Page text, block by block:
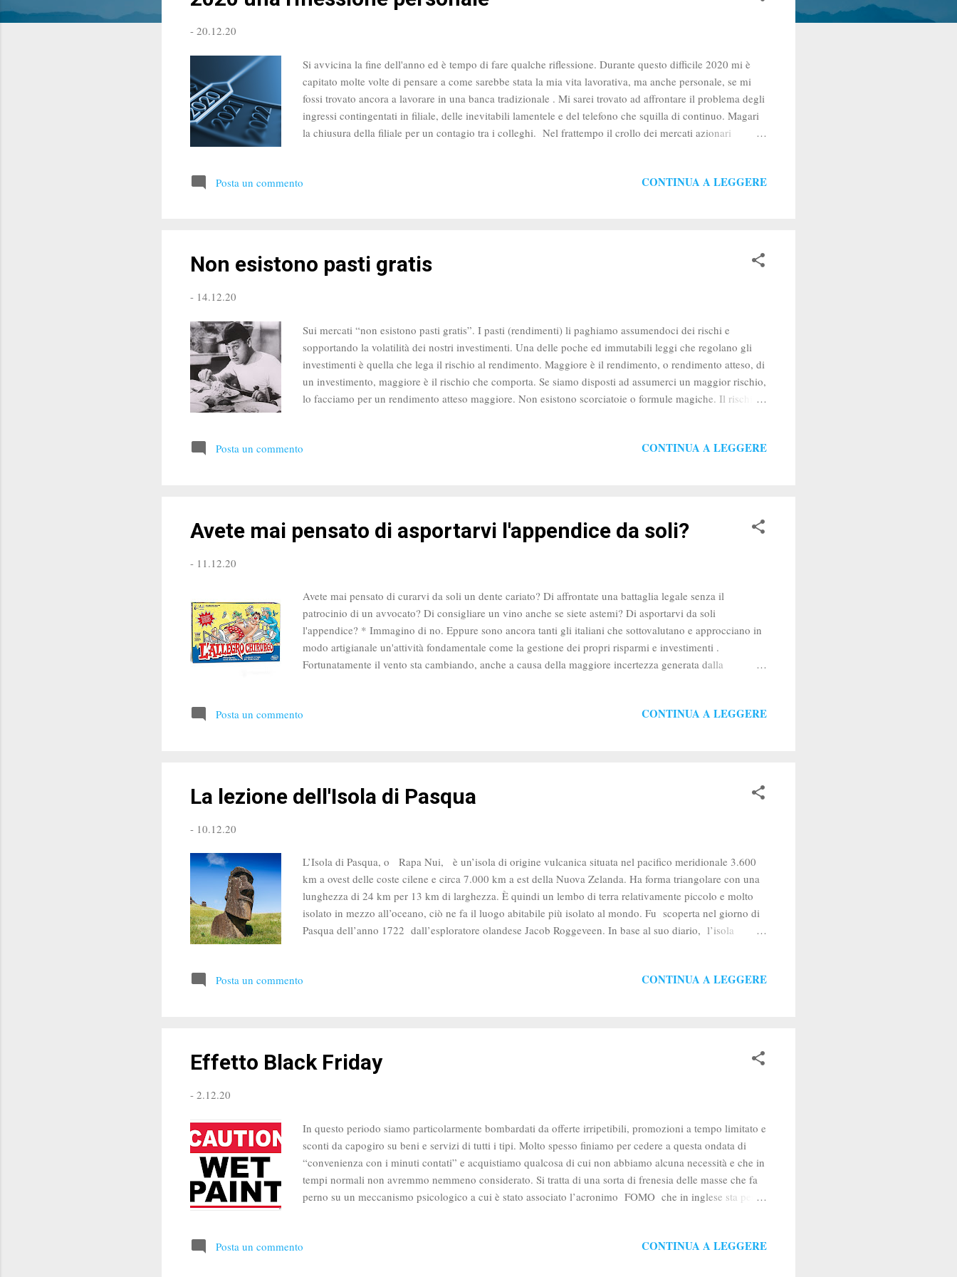
- 20.12.20
Si avvicina la fine dell'anno ed è tempo di fare qualche riflessione. Durante questo difficile 2020 mi è
capitato molte volte di pensare a come sarebbe stata la mia vita lavorativa, ma anche personale, se mi
fossi trovato ancora a lavorare in una banca tradizionale . Mi sarei trovato ad affrontare il problema degli
ingressi contingentati in filiale, delle inevitabili lamentele e del telefono che squilla di continuo. Magari
la chiusura della filiale per un contagio tra i colleghi. Nel frattempo il crollo dei mercati azionari
tempo, il modo, né probabilmente la lucidità, per tranquillizzarli e far loro sfruttare qualche buona
Posta un commento CONTINUA A LEGGERE
Non esistono pasti gratis
- 14.12.20
Sui mercati “non esistono pasti gratis”. I pasti (rendimenti) li paghiamo assumendoci dei rischi e
sopportando la volatilità dei nostri investimenti. Una delle poche ed immutabili leggi che regolano gli
investimenti è quella che lega il rischio al rendimento. Maggiore è il rendimento, o rendimento atteso, di
un investimento, maggiore è il rischio che comporta. Se siamo disposti ad assumerci un maggior rischio,
lo facciamo per un rendimento atteso maggiore. Non esistono scorciatoie o formule magiche. Il rischio è
quello più importante. Milton Friedman, economista e premio Nobel per l’economia nel 1976
Posta un commento CONTINUA A LEGGERE
Avete mai pensato di asportarvi l'appendice da soli?
- 11.12.20
Avete mai pensato di curarvi da soli un dente cariato? Di affrontate una battaglia legale senza il
patrocinio di un avvocato? Di consigliare un vino anche se siete astemi? Di asportarvi da soli
l'appendice? * Immagino di no. Eppure sono ancora tanti gli italiani che sottovalutano e approcciano in
modo artigianale un'attività fondamentale come la gestione dei propri risparmi e investimenti .
Fortunatamente il vento sta cambiando, anche a causa della maggiore incertezza generata dalla
Lo dicono i numeri rilevati dalla Consob nel Rapporto 2020 sulle abitudini di investimento degli italiani
Posta un commento CONTINUA A LEGGERE
La lezione dell'Isola di Pasqua
- 10.12.20
L’Isola di Pasqua, o Rapa Nui, è un’isola di origine vulcanica situata nel pacifico meridionale 3.600
km a ovest delle coste cilene e circa 7.000 km a est della Nuova Zelanda. Ha forma triangolare con una
lunghezza di 24 km per 13 km di larghezza. È quindi un lembo di terra relativamente piccolo e molto
isolato in mezzo all’oceano, ciò ne fa il luogo abitabile più isolato al mondo. Fu scoperta nel giorno di
Pasqua dell’anno 1722 dall’esploratore olandese Jacob Roggeveen. In base al suo diario, l’isola
“vicina” Polinesia. La caratteristica che più colpì i nuovi arrivati erano le numerose e monumentali
Posta un commento CONTINUA A LEGGERE
Effetto Black Friday
- 2.12.20
In questo periodo siamo particolarmente bombardati da offerte irripetibili, promozioni a tempo limitato e
sconti da capogiro su beni e servizi di tutti i tipi. Molto spesso finiamo per cedere a questa ondata di
“convenienza con i minuti contati” e acquistiamo qualcosa di cui non abbiamo alcuna necessità e che in
tempi normali non avremmo nemmeno considerato. Si tratta di una sorta di frenesia delle masse che fa
perno su un meccanismo psicologico a cui è stato associato l’acronimo FOMO che in inglese sta per
televisione, radio, internet non mancano di ricordarci. E’ proprio questa paura che ci spinge ad
Posta un commento CONTINUA A LEGGERE